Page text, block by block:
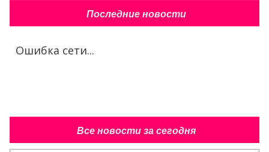
Последние новости
Ошибка сети...
Все новости за сегодня